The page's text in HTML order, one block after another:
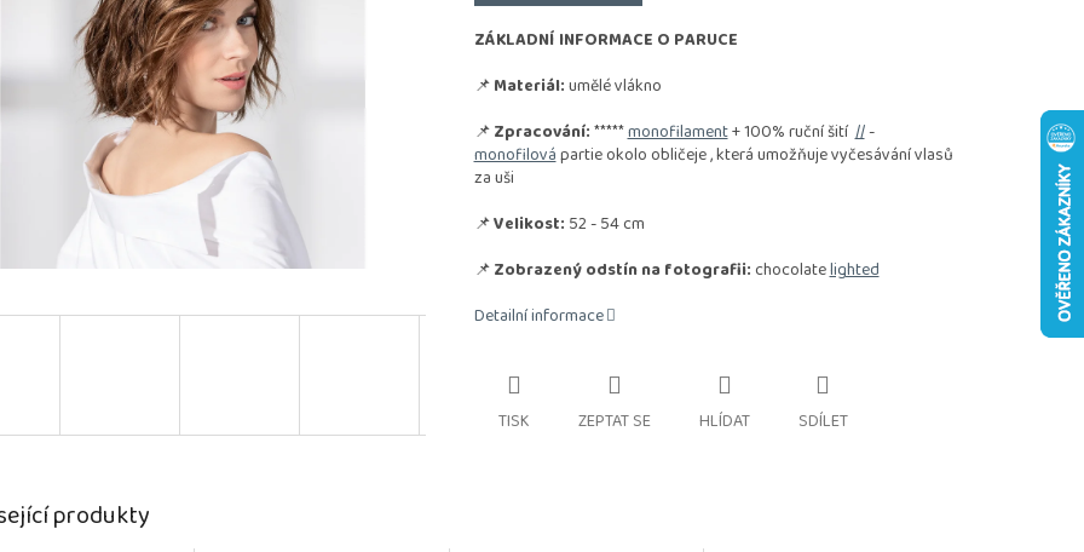
ZÁKLADNÍ INFORMACE O PARUCE
📌Materiál:umělé vlákno
📌Zpracování:*****monofilament+ 100% ruční šití//-
monofilovápartie okolo obličeje , která umožňuje vyčesávání vlasů
za uši
📌Velikost: 52 - 54 cm
📌Zobrazený odstín na fotografii: chocolatelighted
Detailní informace
TISK ZEPTAT SE HLÍDAT SDÍLET
produkty